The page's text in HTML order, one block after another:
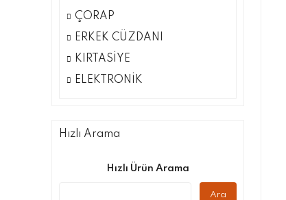
ÇORAP
ERKEK CÜZDANI
KIRTASİYE
ELEKTRONİK
Hızlı Arama
Hızlı Ürün Arama
Ara